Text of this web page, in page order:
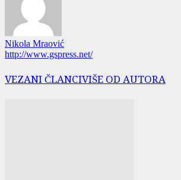
Nikola Mraović
http://www.gspress.net/
VEZANI ČLANCIVIŠE OD AUTORA